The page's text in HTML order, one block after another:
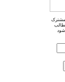
مشترک